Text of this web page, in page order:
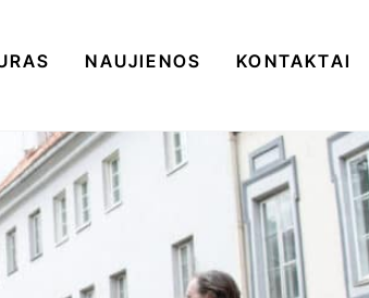
NAUJIENOS KONTAKTAI